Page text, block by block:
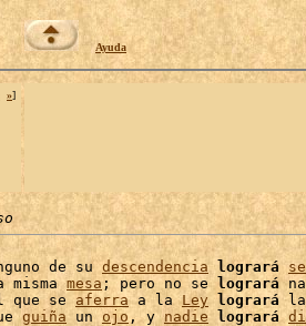
Ayuda
»]
de su descendencia logrará
misma mesa ; pero no se logrará
se aferra a la Ley logrará
guiña un ojo , y nadie logrará